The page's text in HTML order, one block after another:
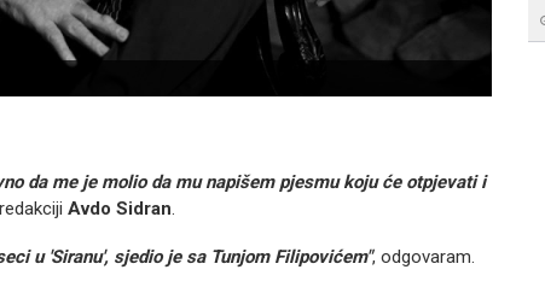
da me je molio da mu napišem pjesmu koju će otpjevati i
Avdo Sidran.
u 'Siranu', sjedio je sa Tunjom Filipovićem", odgovaram.